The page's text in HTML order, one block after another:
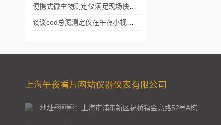
上海午夜看片网站仪器仪表有限公司
地址：上海市浦东新区祝桥镇金亮路52号A栋